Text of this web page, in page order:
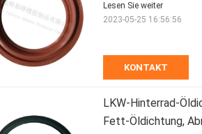
KONTAKT
Lesen Sie weiter
2023-05-25 16:56:56
LKW-Hinterrad-
Fett-Öldichtung,